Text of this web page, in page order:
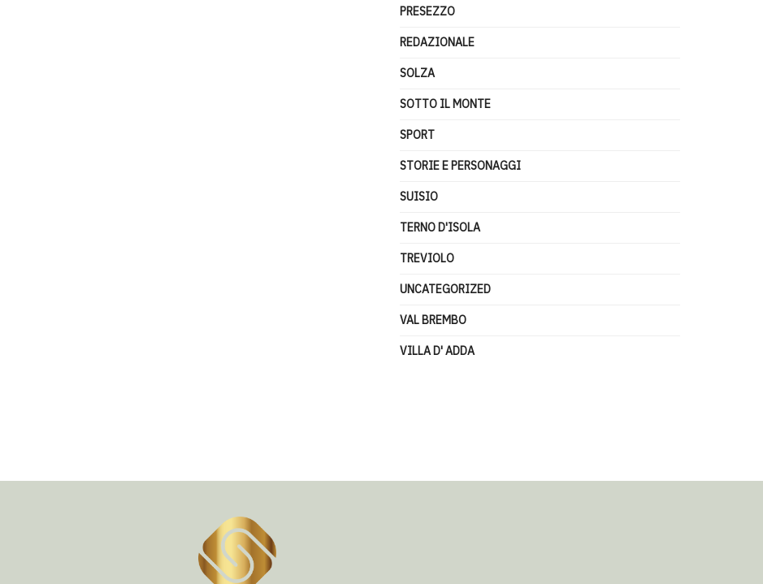
PRESEZZO
REDAZIONALE
SOLZA
SOTTO IL MONTE
SPORT
STORIE E PERSONAGGI
SUISIO
TERNO D'ISOLA
TREVIOLO
UNCATEGORIZED
VAL BREMBO
VILLA D' ADDA